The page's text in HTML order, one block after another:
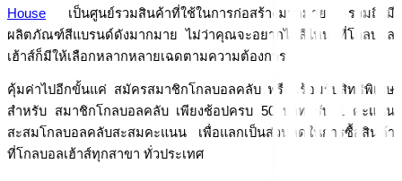
House เป็นศูนย์รวมสินค้าที่ใช้ในการก่อสร้างมากมาย รวมถึงมี
ผลิตภัณฑ์สีแบรนด์ดังมากมาย ไม่ว่าคุณจะอยากได้สีไหน ที่โกลบอล
เฮ้าส์ก็มีให้เลือกหลากหลายเฉดตามความต้องการ
คุ้มค่าไปอีกขั้นแค่ สมัครสมาชิกโกลบอลคลับ ฟรี พร้อมรับสิทธิพิเศษ
สำหรับ สมาชิกโกลบอลคลับ เพียงช้อปครบ 50 บาท รับ 1 คะแนน
สะสมโกลบอลคลับสะสมคะแนน เพื่อแลกเป็นส่วนลดในการซื้อสินค้า
ที่โกลบอลเฮ้าส์ทุกสาขา ทั่วประเทศ